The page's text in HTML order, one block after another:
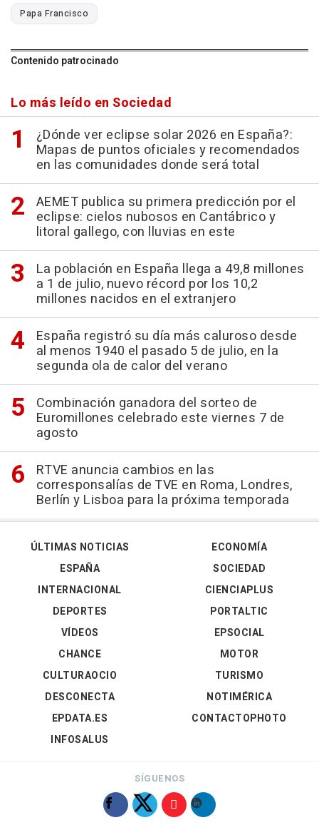
Papa Francisco
Contenido patrocinado
Lo más leído en Sociedad
¿Dónde ver eclipse solar 2026 en España?:
Mapas de puntos oficiales y recomendados
en las comunidades donde será total
AEMET publica su primera predicción por el
eclipse: cielos nubosos en Cantábrico y
litoral gallego, con lluvias en este
La población en España llega a 49,8 millones
a 1 de julio, nuevo récord por los 10,2
millones nacidos en el extranjero
España registró su día más caluroso desde
al menos 1940 el pasado 5 de julio, en la
segunda ola de calor del verano
Combinación ganadora del sorteo de
Euromillones celebrado este viernes 7 de
agosto
RTVE anuncia cambios en las
corresponsalías de TVE en Roma, Londres,
Berlín y Lisboa para la próxima temporada
ÚLTIMAS NOTICIAS
ESPAÑA
INTERNACIONAL
DEPORTES
VÍDEOS
ECONOMÍA
SOCIEDAD
CIENCIAPLUS
PORTALTIC
EPSOCIAL
CHANCE
CULTURAOCIO
DESCONECTA
EPDATA.ES
INFOSALUS
MOTOR
TURISMO
NOTIMÉRICA
CONTACTOPHOTO
SÍGUENOS